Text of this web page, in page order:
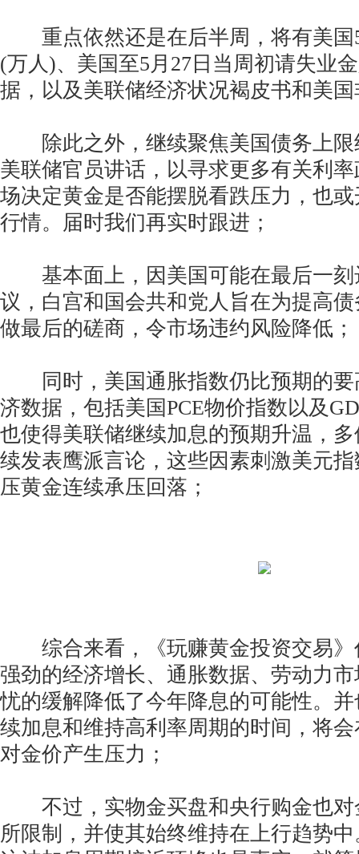
重点依然还是在后半周，将有美国
(万人)、美国至5月27日当周初请失业
据，以及美联储经济状况褐皮书和美
除此之外，继续聚焦美国债务上限
美联储官员讲话，以寻求更多有关利
场决定黄金是否能摆脱看跌压力，也
行情。届时我们再实时跟进；
基本面上，因美国可能在最后一刻
议，白宫和国会共和党人旨在为提高
做最后的磋商，令市场违约风险降低；
同时，美国通胀指数仍比预期的要
济数据，包括美国PCE物价指数以及
也使得美联储继续加息的预期升温，
续发表鹰派言论，这些因素刺激美元
压黄金连续承压回落；
综合来看，《玩赚黄金投资交易》
强劲的经济增长、通胀数据、劳动力
忧的缓解降低了今年降息的可能性。
续加息和维持高利率周期的时间，将
对金价产生压力；
不过，实物金买盘和央行购金也对
所限制，并使其始终维持在上行趋势